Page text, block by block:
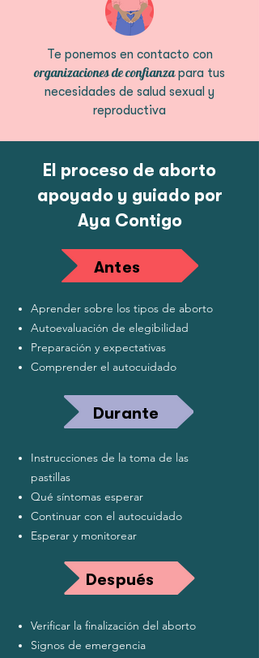
Te ponemos en contacto con
organizaciones de confianzapara tus
necesidades de salud sexual y
reproductiva
El proceso de aborto
apoyado y guiado por
Aya Contigo
Antes
Aprender sobre los tipos de aborto
Autoevaluación de elegibilidad
Preparación y expectativas
Comprender el autocuidado
Durante
Instrucciones de la toma de las
pastillas
Qué síntomas esperar
Continuar con el autocuidado
Esperar y monitorear
Después
Verificar la finalización del aborto
Signos de emergencia